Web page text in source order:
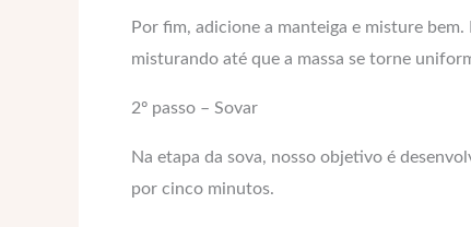
Por fim, adicione a manteiga e misture
misturando até que a massa se torne
2º passo – Sovar
Na etapa da sova, nosso objetivo é
por cinco minutos.